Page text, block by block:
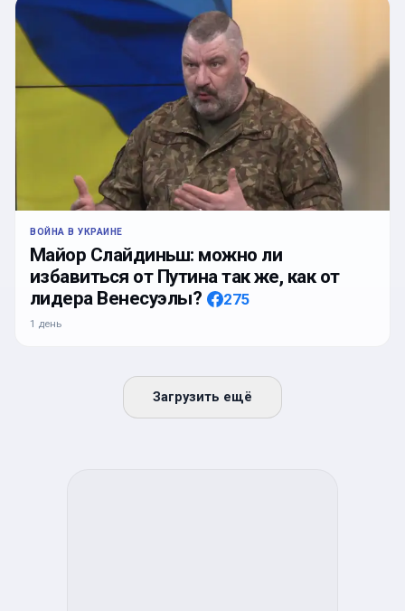
ВОЙНА В УКРАИНЕ
Майор Слайдиньш: можно ли
избавиться от Путина так же, как от
лидера Венесуэлы?
275
1 день
Загрузить ещё